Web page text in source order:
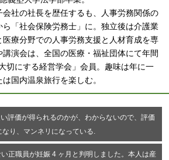
社の社長を歴任するも、人事労務関係の
「社会保険労務士」に。独立後は介護業
療分野での人事労務支援と人材育成を専
演会は、全国の医療・福祉団体にて年間
切にする経営学会」会員。趣味は年に一
国内温泉旅行を楽しむ。
評価が得られるのかが、わからないので、評価
り、マンネリになっている.
正職員が妊娠 4 ヶ月と判明しました。本人は産